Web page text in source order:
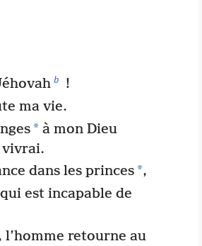
b
!
ma vie.
* à mon Dieu
vivrai.
dans les princes*,
est incapable de
retourne au